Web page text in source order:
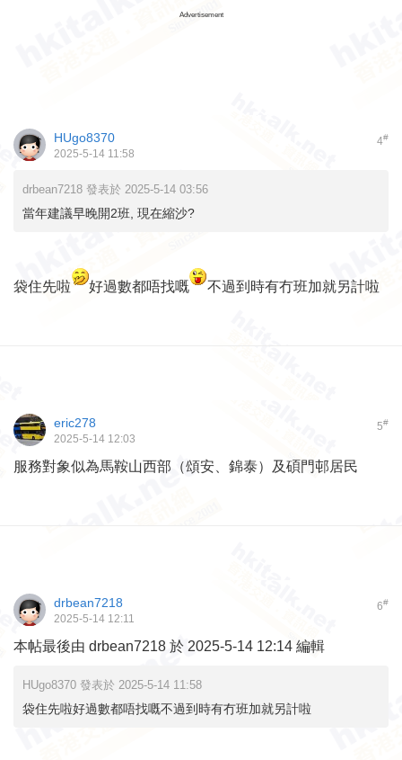
Advertisement
4#
HUgo8370
2025-5-14 11:58
drbean7218 發表於 2025-5-14 03:56
當年建議早晚開2班, 現在縮沙?
袋住先啦 好過數都唔找嘅 不過到時有冇班加就另計啦
5#
eric278
2025-5-14 12:03
服務對象似為馬鞍山西部（頌安、錦泰）及碩門邨居民
6#
drbean7218
2025-5-14 12:11
本帖最後由 drbean7218 於 2025-5-14 12:14 編輯
HUgo8370 發表於 2025-5-14 11:58
袋住先啦好過數都唔找嘅不過到時有冇班加就另計啦